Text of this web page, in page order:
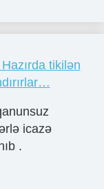
tikilən
icazə
.